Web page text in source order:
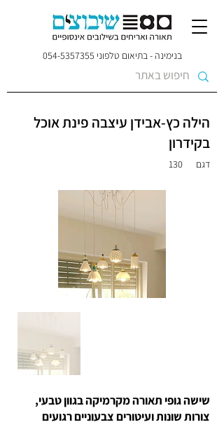
בנימינה - בתיאום טלפוני 054-5357355
הילה כץ-אבידן עיצבה פינת אוכל
בקידרון
דגם 130
שישה גופי תאורה מקרמיקה בגוון טבעי,
צורות שונות ועיטורים צבעוניים רגועים